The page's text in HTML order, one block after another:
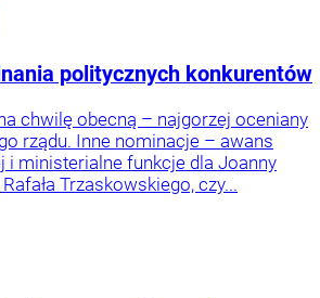
politycznych konkurentów
chwilę obecną – najgorzej oceniany
rządu. Inne nominacje – awans
i ministerialne funkcje dla Joanny
Trzaskowskiego, czy...